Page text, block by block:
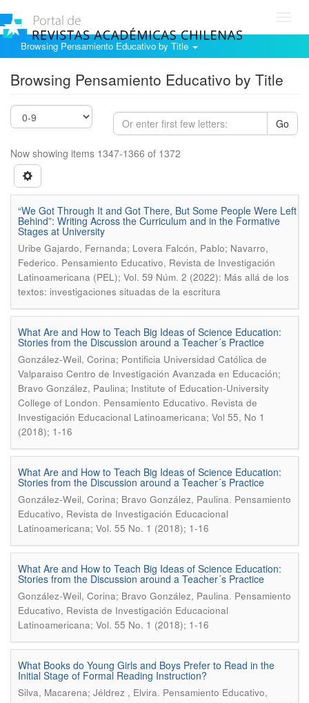
Browsing Pensamiento Educativo by Title
Browsing Pensamiento Educativo by Title
Go
Now showing items 1347-1366 of 1372
“We Got Through It and Got There, But Some People Were Left
Behind”: Writing Across the Curriculum and in the Formative
Stages at University
Uribe Gajardo, Fernanda; Lovera Falcón, Pablo; Navarro,
Federico. Pensamiento Educativo, Revista de Investigación
Latinoamericana (PEL); Vol. 59 Núm. 2 (2022): Más allá de los
textos: investigaciones situadas de la escritura
What Are and How to Teach Big Ideas of Science Education:
Stories from the Discussion around a Teacher´s Practice
González-Weil, Corina; Pontificia Universidad Católica de
Valparaiso Centro de Investigación Avanzada en Educación;
Bravo González, Paulina; Institute of Education-University
College of London. Pensamiento Educativo. Revista de
Investigación Educacional Latinoamericana; Vol 55, No 1
(2018); 1-16
What Are and How to Teach Big Ideas of Science Education:
Stories from the Discussion around a Teacher´s Practice
González-Weil, Corina; Bravo González, Paulina. Pensamiento
Educativo, Revista de Investigación Educacional
Latinoamericana; Vol. 55 No. 1 (2018); 1-16
What Are and How to Teach Big Ideas of Science Education:
Stories from the Discussion around a Teacher´s Practice
González-Weil, Corina; Bravo González, Paulina. Pensamiento
Educativo, Revista de Investigación Educacional
Latinoamericana; Vol. 55 No. 1 (2018); 1-16
What Books do Young Girls and Boys Prefer to Read in the
Initial Stage of Formal Reading Instruction?
Silva, Macarena; Jéldrez , Elvira. Pensamiento Educativo,